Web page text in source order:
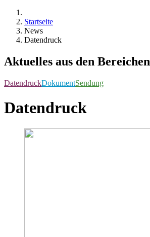
Startseite
News
Datendruck
Aktuelles aus den Bereichen
DatendruckDokumentSendung
Datendruck